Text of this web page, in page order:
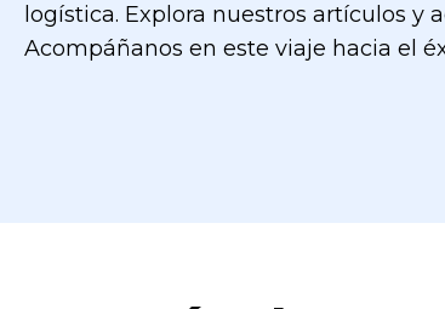
logística. Explora nuestros artículos y
Acompáñanos en este viaje hacia el